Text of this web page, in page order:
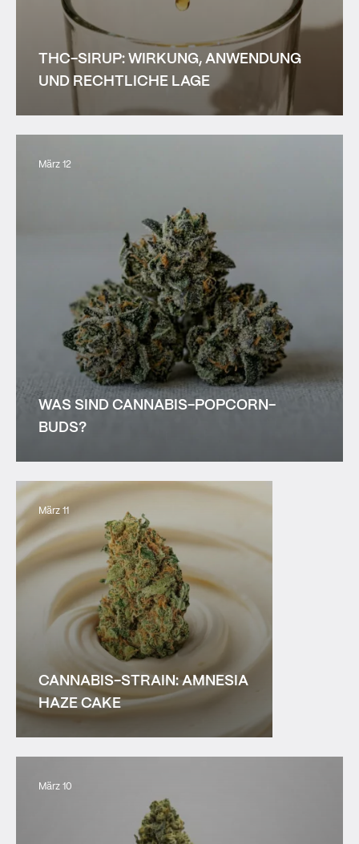
THC-SIRUP: WIRKUNG, ANWENDUNG
UND RECHTLICHE LAGE
WAS SIND CANNABIS-POPCORN-
BUDS?
März 12
CANNABIS-STRAIN: AMNESIA
HAZE CAKE
März 11
März 10